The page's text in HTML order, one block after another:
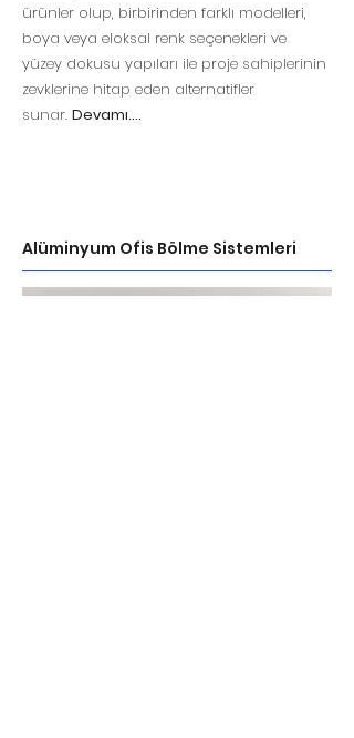
ürünler olup, birbirinden farklı modelleri,
boya veya eloksal renk seçenekleri ve
yüzey dokusu yapıları ile proje sahiplerinin
zevklerine hitap eden alternatifler
sunar. Devamı....
Alüminyum Ofis Bölme Sistemleri